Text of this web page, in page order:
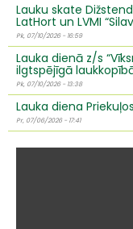
Lauku skate
LatHort un LVMI
Pk, 07/10/2026 - 16:59
Lauka dienā z/s
ilgtspējīgā
Pk, 07/10/2026 - 13:38
Lauka diena
Pr, 07/06/2026 - 17:41